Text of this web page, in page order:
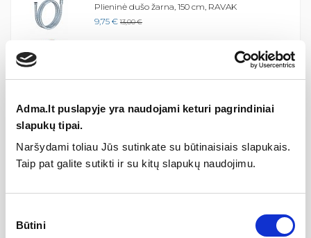
Adma.lt puslapyje yra naudojami keturi pagrindiniai
slapukų tipai.
Naršydami toliau Jūs sutinkate su būtinaisiais slapukais.
Taip pat galite sutikti ir su kitų slapukų naudojimu.
pasirinkimas
Būtini
Plieninė dušo žarna, 150 cm, RAVAK
9,75 € 13,00 €
29,25 €
39,00 €